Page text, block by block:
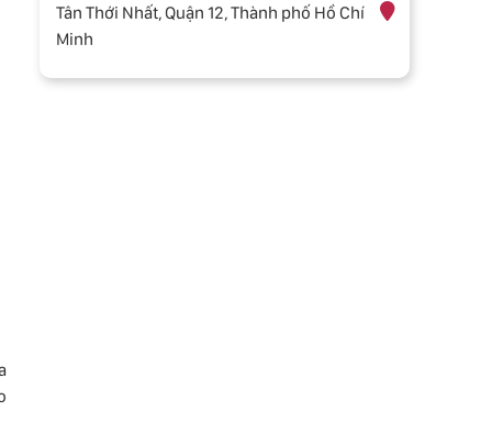
Tân Thới Nhất, Quận 12, Thành phố Hồ Chí
Minh